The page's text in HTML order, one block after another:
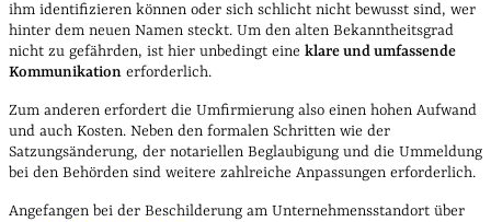
ihm identifizieren können oder sich schlicht nicht bewusst sind, wer
hinter dem neuen Namen steckt. Um den alten Bekanntheitsgrad
nicht zu gefährden, ist hier unbedingt eine klare und umfassende
Kommunikation erforderlich.
Zum anderen erfordert die Umfirmierung also einen hohen Aufwand
und auch Kosten. Neben den formalen Schritten wie der
Satzungsänderung, der notariellen Beglaubigung und die Ummeldung
bei den Behörden sind weitere zahlreiche Anpassungen erforderlich.
Angefangen bei der Beschilderung am Unternehmensstandort über